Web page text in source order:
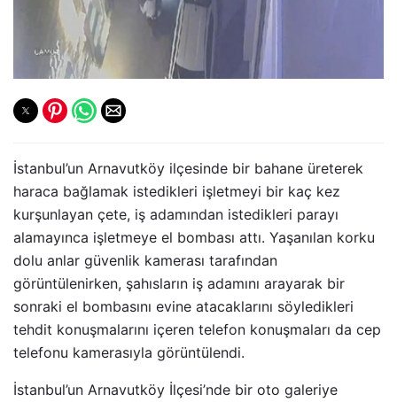
İstanbul’un Arnavutköy ilçesinde bir bahane üreterek
haraca bağlamak istedikleri işletmeyi bir kaç kez
kurşunlayan çete, iş adamından istedikleri parayı
alamayınca işletmeye el bombası attı. Yaşanılan korku
dolu anlar güvenlik kamerası tarafından
görüntülenirken, şahısların iş adamını arayarak bir
sonraki el bombasını evine atacaklarını söyledikleri
tehdit konuşmalarını içeren telefon konuşmaları da cep
telefonu kamerasıyla görüntülendi.
İstanbul’un Arnavutköy İlçesi’nde bir oto galeriye